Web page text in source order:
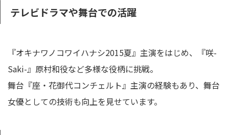
テレビドラマや舞台での活躍
『オキナワノコワイハナシ2015夏』主演をはじめ、『咲-
Saki-』原村和役など多様な役柄に挑戦。
舞台『座・花御代コンチェルト』主演の経験もあり、舞台
女優としての技術も向上を見せています。